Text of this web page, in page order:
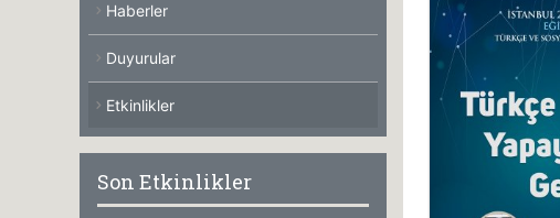
Haberler
Duyurular
Etkinlikler
Son Etkinlikler